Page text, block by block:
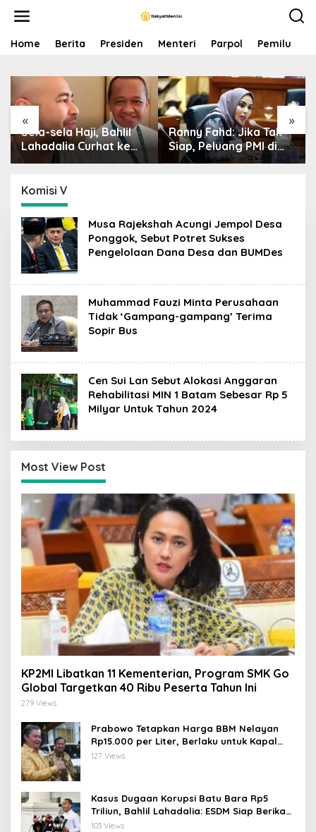
Home Berita Presiden Menteri Parpol Pemilu
« »
Sela-sela Haji, Bahlil
Lahadalia Curhat ke
Raffi Ahmad: Saya
Pencipta Lagu MBG,
Ajak Makan
Ranny Fahd: Jika Tak
Siap, Peluang PMI di
Jepang Bisa Jadi
Komisi V
Musa Rajekshah Acungi Jempol Desa
Ponggok, Sebut Potret Sukses
Pengelolaan Dana Desa dan BUMDes
Muhammad Fauzi Minta Perusahaan
Tidak ‘Gampang-gampang’ Terima
Sopir Bus
Cen Sui Lan Sebut Alokasi Anggaran
Rehabilitasi MIN 1 Batam Sebesar Rp 5
Milyar Untuk Tahun 2024
Most View Post
KP2MI Libatkan 11 Kementerian, Program SMK Go
Global Targetkan 40 Ribu Peserta Tahun Ini
279 Views
Prabowo Tetapkan Harga BBM Nelayan
Rp15.000 per Liter, Berlaku untuk Kapal
30-200 GT
127 Views
Kasus Dugaan Korupsi Batu Bara Rp5
Triliun, Bahlil Lahadalia: ESDM Siap Berikan
Data
103 Views